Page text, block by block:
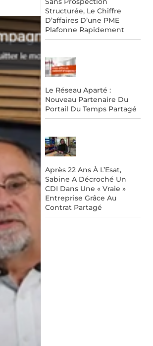
Structurée, Le Chiffre
D’affaires D’une PME
Plafonne Rapidement
Le Réseau Aparté :
Nouveau Partenaire Du
Portail Du Temps Partagé
Après 22 Ans À L’Esat,
Sabine A Décroché Un
CDI Dans Une « Vraie »
Entreprise Grâce Au
Contrat Partagé